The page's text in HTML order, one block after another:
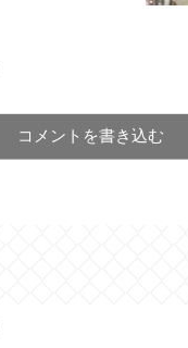
コメントを書き込む